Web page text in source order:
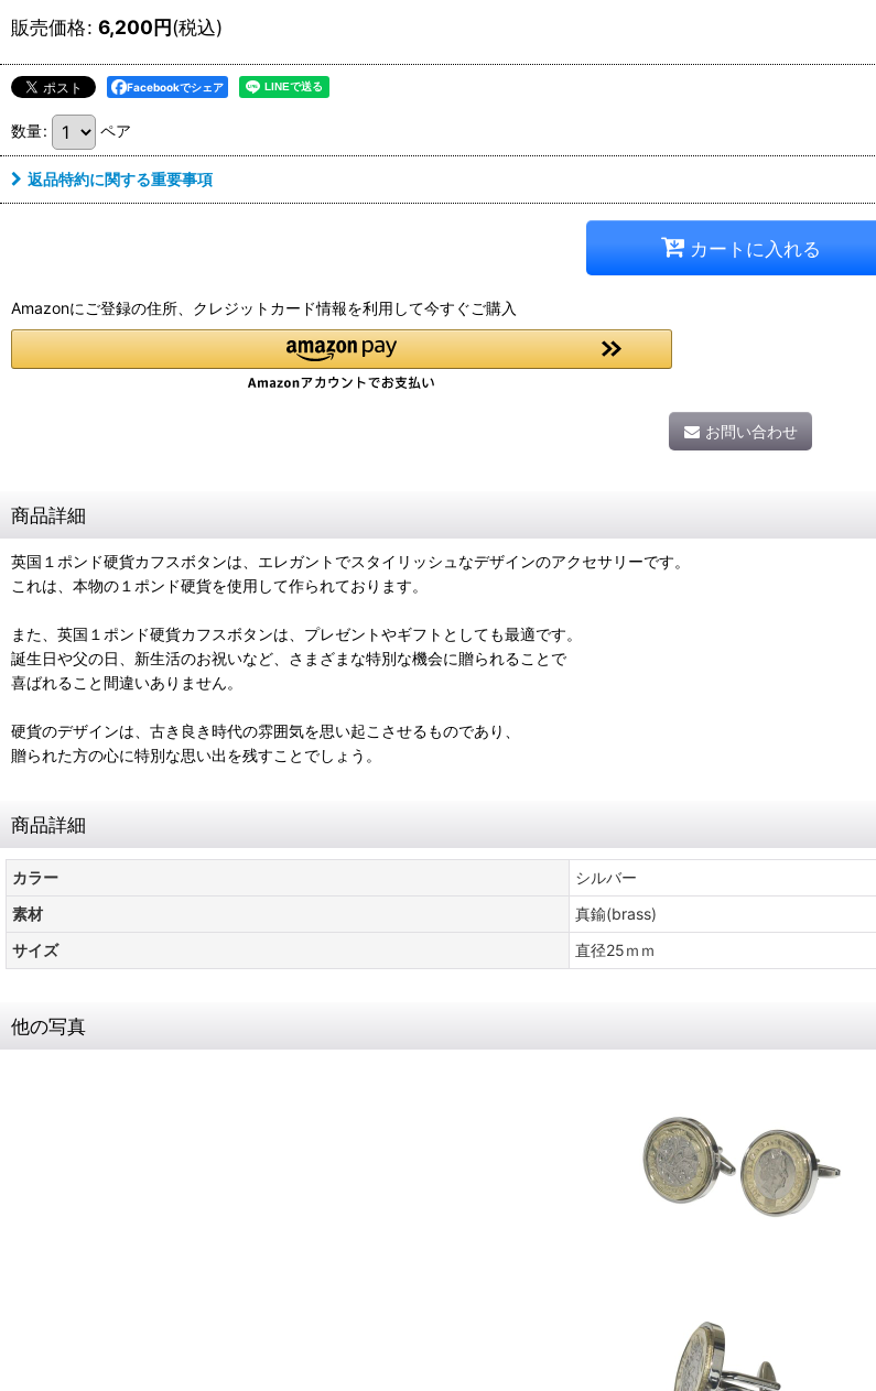
販売価格: 6,200円(税込)
Facebookでシェア
数量: ペア
返品特約に関する重要事項
カートに入れる
Amazonにご登録の住所、クレジットカード情報を利用して今すぐご購入
お問い合わせ
商品詳細
英国１ポンド硬貨カフスボタンは、エレガントでスタイリッシュなデザインのアクセサリーです。
これは、本物の１ポンド硬貨を使用して作られております。
また、英国１ポンド硬貨カフスボタンは、プレゼントやギフトとしても最適です。
誕生日や父の日、新生活のお祝いなど、さまざまな特別な機会に贈られることで
喜ばれること間違いありません。
硬貨のデザインは、古き良き時代の雰囲気を思い起こさせるものであり、
贈られた方の心に特別な思い出を残すことでしょう。
商品詳細
カラー
シルバー
素材
真鍮(brass)
サイズ
直径25ｍｍ
他の写真